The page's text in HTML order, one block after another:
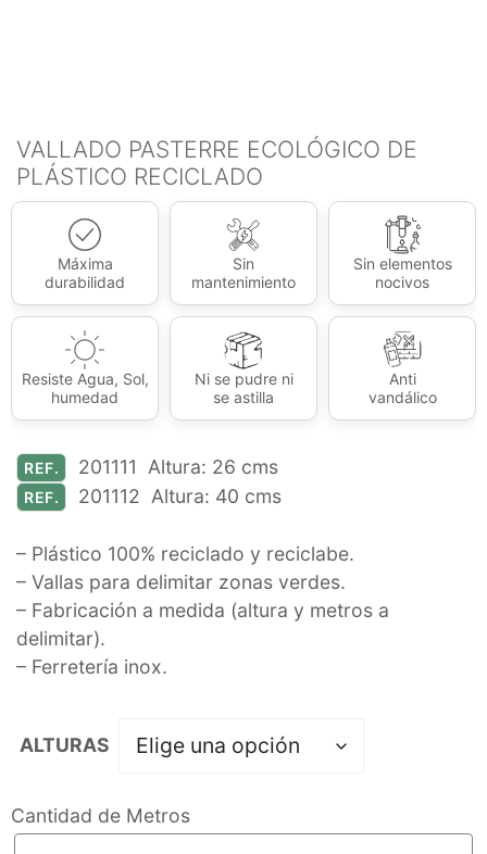
VALLADO PASTERRE ECOLÓGICO DE
PLÁSTICO RECICLADO
Máxima
durabilidad
Sin
mantenimiento
Sin elementos
nocivos
Resiste Agua, Sol,
humedad
Ni se pudre ni
se astilla
Anti
vandálico
REF. 201111 Altura: 26 cms
REF. 201112 Altura: 40 cms
– Plástico 100% reciclado y reciclabe.
– Vallas para delimitar zonas verdes.
– Fabricación a medida (altura y metros a
delimitar).
– Ferretería inox.
ALTURAS
Cantidad de Metros